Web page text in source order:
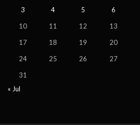
3
4 5 6
10
11 12 13
17
18 19 20
24
25 26 27
31
« Jul